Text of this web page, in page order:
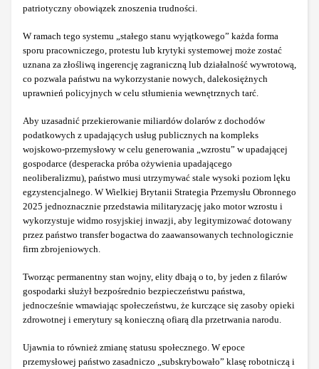
patriotyczny obowiązek znoszenia trudności.
W ramach tego systemu „stałego stanu wyjątkowego” każda forma
sporu pracowniczego, protestu lub krytyki systemowej może zostać
uznana za złośliwą ingerencję zagraniczną lub działalność wywrotową,
co pozwala państwu na wykorzystanie nowych, dalekosiężnych
uprawnień policyjnych w celu stłumienia wewnętrznych tarć.
Aby uzasadnić przekierowanie miliardów dolarów z dochodów
podatkowych z upadających usług publicznych na kompleks
wojskowo-przemysłowy w celu generowania „wzrostu” w upadającej
gospodarce (desperacka próba ożywienia upadającego
neoliberalizmu), państwo musi utrzymywać stale wysoki poziom lęku
egzystencjalnego. W Wielkiej Brytanii Strategia Przemysłu Obronnego
2025 jednoznacznie przedstawia militaryzację jako motor wzrostu i
wykorzystuje widmo rosyjskiej inwazji, aby legitymizować dotowany
przez państwo transfer bogactwa do zaawansowanych technologicznie
firm zbrojeniowych.
Tworząc permanentny stan wojny, elity dbają o to, by jeden z filarów
gospodarki służył bezpośrednio bezpieczeństwu państwa,
jednocześnie wmawiając społeczeństwu, że kurczące się zasoby opieki
zdrowotnej i emerytury są konieczną ofiarą dla przetrwania narodu.
Ujawnia to również zmianę statusu społecznego. W epoce
przemysłowej państwo zasadniczo „subskrybowało” klasę robotniczą i